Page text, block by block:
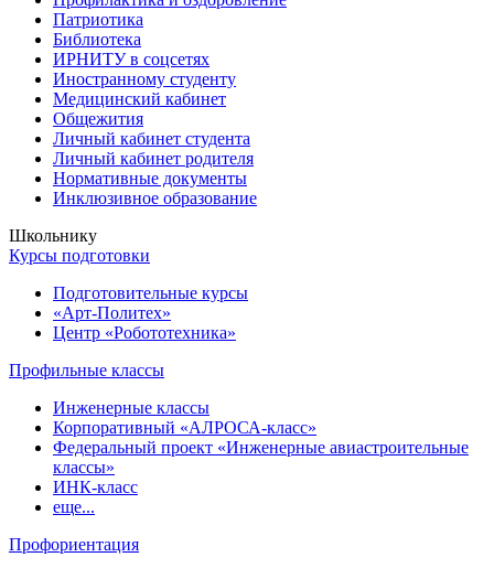
Патриотика
Библиотека
ИРНИТУ в соцсетях
Иностранному студенту
Медицинский кабинет
Общежития
Личный кабинет студента
Личный кабинет родителя
Нормативные документы
Инклюзивное образование
Школьнику
Курсы подготовки
Подготовительные курсы
«Арт-Политех»
Центр «Робототехника»
Профильные классы
Инженерные классы
Корпоративный «АЛРОСА-класс»
Федеральный проект «Инженерные авиастроительные
классы»
ИНК-класс
еще...
Профориентация